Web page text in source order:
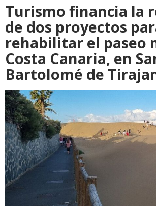
Turismo financia la
de dos proyectos
rehabilitar el paseo
Costa Canaria, en
Bartolomé de